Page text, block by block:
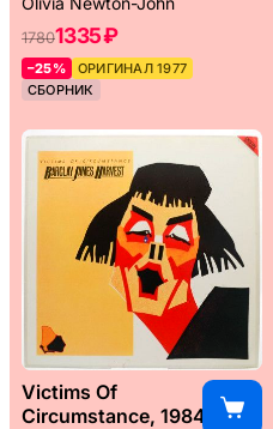
17801335 ₽
–25%
ОРИГИНАЛ 1977
СБОРНИК
Victims Of
Circumstance, 1984